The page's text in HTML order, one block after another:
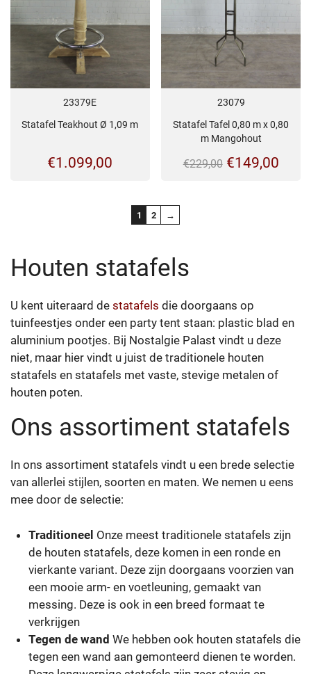
23379E
Statafel Teakhout Ø 1,09 m
€1.099,00
23079
Statafel Tafel 0,80 m x 0,80
m Mangohout
€229,00 €149,00
1 2 →
Houten statafels
U kent uiteraard de statafels die doorgaans op
tuinfeestjes onder een party tent staan: plastic blad en
aluminium pootjes. Bij Nostalgie Palast vindt u deze
niet, maar hier vindt u juist de traditionele houten
statafels en statafels met vaste, stevige metalen of
houten poten.
Ons assortiment statafels
In ons assortiment statafels vindt u een brede selectie
van allerlei stijlen, soorten en maten. We nemen u eens
mee door de selectie:
Traditioneel Onze meest traditionele statafels zijn
de houten statafels, deze komen in een ronde en
vierkante variant. Deze zijn doorgaans voorzien van
een mooie arm- en voetleuning, gemaakt van
messing. Deze is ook in een breed formaat te
verkrijgen
Tegen de wand We hebben ook houten statafels die
tegen een wand aan gemonteerd dienen te worden.